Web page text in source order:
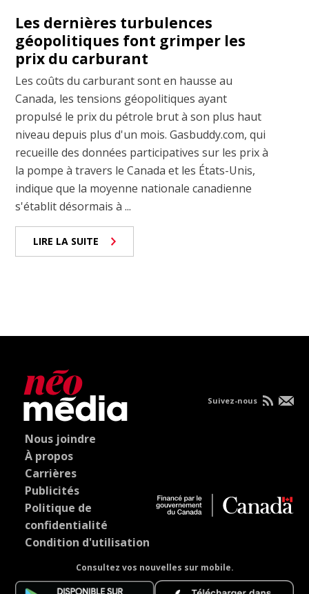
Les dernières turbulences
géopolitiques font grimper les
prix du carburant
Les coûts du carburant sont en hausse au
Canada, les tensions géopolitiques ayant
propulsé le prix du pétrole brut à son plus haut
niveau depuis plus d'un mois. Gasbuddy.com, qui
recueille des données participatives sur les prix à
la pompe à travers le Canada et les États-Unis,
indique que la moyenne nationale canadienne
s'établit désormais à ...
LIRE LA SUITE
Nous joindre
À propos
Carrières
Publicités
Politique de
confidentialité
Condition d'utilisation
Consultez vos nouvelles sur mobile.
Suivez-nous